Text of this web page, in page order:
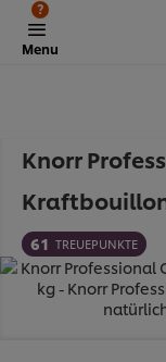
Menu
?
Knorr
61 TREUEPUNKTE